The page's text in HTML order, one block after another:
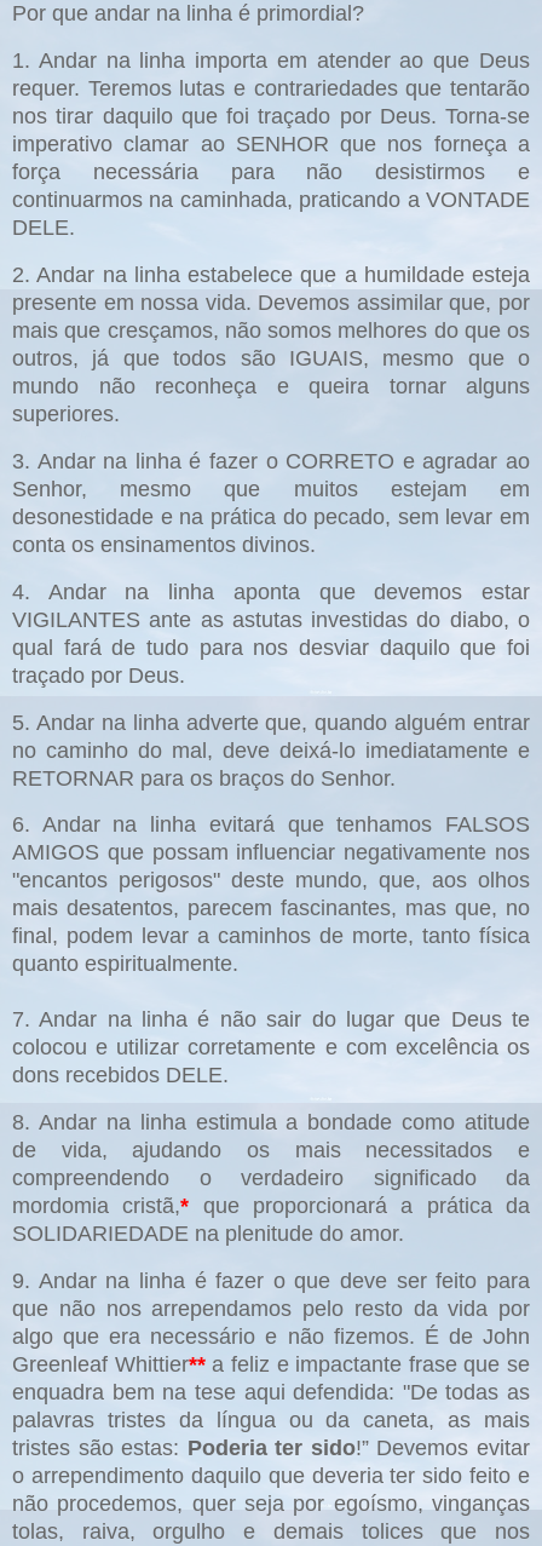
Por que andar na linha é primordial?
1. Andar na linha importa em atender ao que Deus
requer. Teremos lutas e contrariedades que tentarão
nos tirar daquilo que foi traçado por Deus. Torna-se
imperativo clamar ao SENHOR que nos forneça a
força necessária para não desistirmos e
continuarmos na caminhada, praticando a VONTADE
DELE.
2. Andar na linha estabelece que a humildade esteja
presente em nossa vida. Devemos assimilar que, por
mais que cresçamos, não somos melhores do que os
outros, já que todos são IGUAIS, mesmo que o
mundo não reconheça e queira tornar alguns
superiores.
3. Andar na linha é fazer o CORRETO e agradar ao
Senhor, mesmo que muitos estejam em
desonestidade e na prática do pecado, sem levar em
conta os ensinamentos divinos.
4. Andar na linha aponta que devemos estar
VIGILANTES ante as astutas investidas do diabo, o
qual fará de tudo para nos desviar daquilo que foi
traçado por Deus.
5. Andar na linha adverte que, quando alguém entrar
no caminho do mal, deve deixá-lo imediatamente e
RETORNAR para os braços do Senhor.
6. Andar na linha evitará que tenhamos FALSOS
AMIGOS que possam influenciar negativamente nos
"encantos perigosos" deste mundo, que, aos olhos
mais desatentos, parecem fascinantes, mas que, no
final, podem levar a caminhos de morte, tanto física
quanto espiritualmente.
7. Andar na linha é não sair do lugar que Deus te
colocou e utilizar corretamente e com excelência os
dons recebidos DELE.
8. Andar na linha estimula a bondade como atitude
de vida, ajudando os mais necessitados e
compreendendo o verdadeiro significado da
mordomia cristã,* que proporcionará a prática da
SOLIDARIEDADE na plenitude do amor.
9. Andar na linha é fazer o que deve ser feito para
que não nos arrependamos pelo resto da vida por
algo que era necessário e não fizemos. É de John
Greenleaf Whittier**a feliz e impactante frase que se
enquadra bem na tese aqui defendida: "De todas as
palavras tristes da língua ou da caneta, as mais
tristes são estas: Poderia ter sido!” Devemos evitar
o arrependimento daquilo que deveria ter sido feito e
não procedemos, quer seja por egoísmo, vinganças
tolas, raiva, orgulho e demais tolices que nos